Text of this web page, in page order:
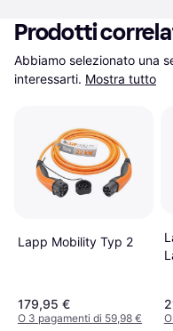
Prodotti
Abbiamo selezionato una
interessarti. Mostra tutto
Lapp Mobility Typ 2
179,95 €
O 3 pagamenti di 59,98 €